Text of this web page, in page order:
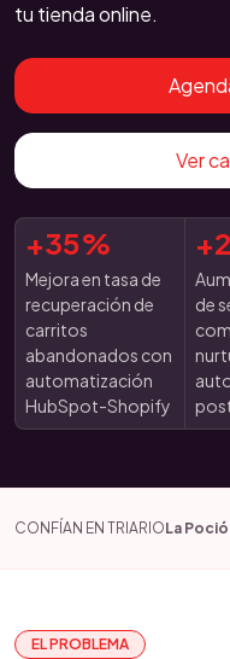
tu tienda online.
Ver
+35%
Mejora en tasa de
recuperación de
carritos
abandonados con
automatización
HubSpot-Shopify
de
CONFÍAN EN TRIARIOLa
EL PROBLEMA